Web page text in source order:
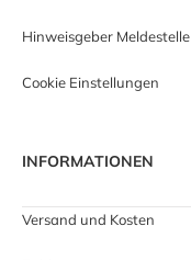
Hinweisgeber Meldestelle
Cookie Einstellungen
INFORMATIONEN
Versand und Kosten